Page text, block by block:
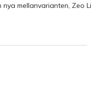
mellanvarianten, Zeo